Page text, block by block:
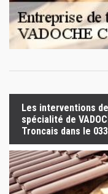
Les interventions
spécialité de
Troncais dans le